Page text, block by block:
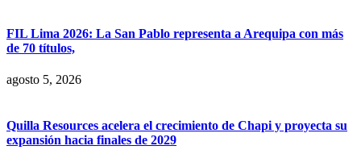
FIL Lima 2026: La San Pablo representa a Arequipa con más
de 70 títulos,
agosto 5, 2026
Quilla Resources acelera el crecimiento de Chapi y proyecta su
expansión hacia finales de 2029